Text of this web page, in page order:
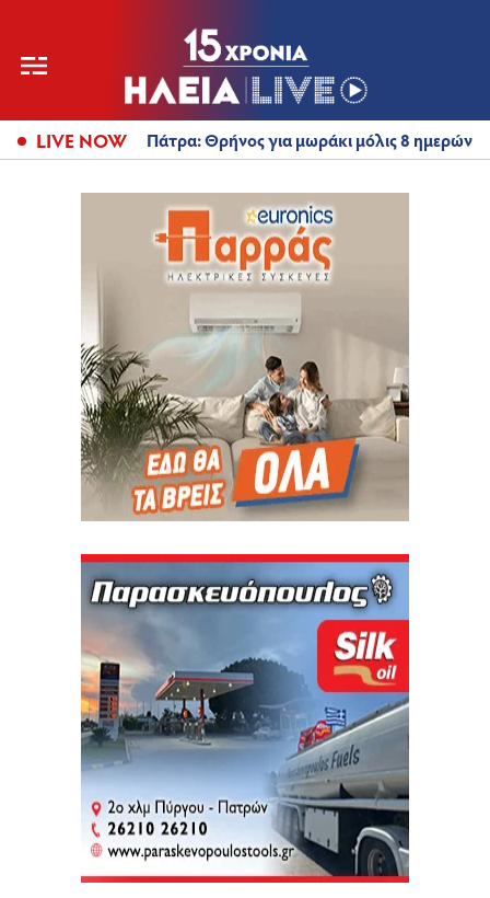
LIVE NOW Πάτρα: Θρήνος για μωράκι μόλις 8 ημερών